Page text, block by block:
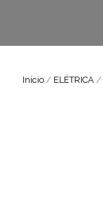
Início/ ELÉTRICA/